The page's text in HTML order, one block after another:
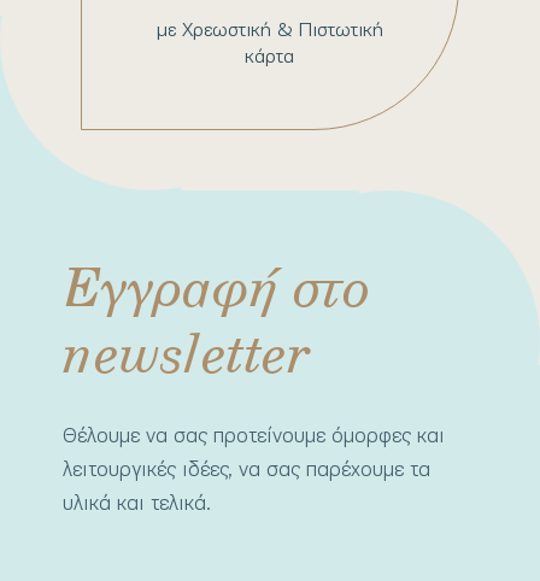
με Χρεωστική & Πιστωτική
κάρτα
Εγγραφή στο
newsletter
Θέλουμε να σας προτείνουμε όμορφες και
λειτουργικές ιδέες, να σας παρέχουμε τα
υλικά και τελικά.